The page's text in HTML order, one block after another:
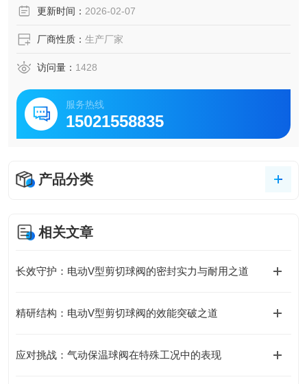
更新时间： 2026-02-07
厂商性质： 生产厂家
访问量： 1428
服务热线
15021558835
产品分类
相关文章
长效守护：电动V型剪切球阀的密封实力与耐用之道
精研结构：电动V型剪切球阀的效能突破之道
应对挑战：气动保温球阀在特殊工况中的表现